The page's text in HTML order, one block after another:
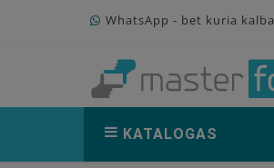
WhatsApp - bet kuria kalba
KATALOGAS